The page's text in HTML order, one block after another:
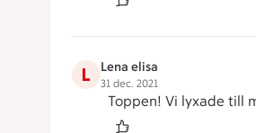
L Lena elisa
31 dec. 2021
Toppen! Vi lyxade till